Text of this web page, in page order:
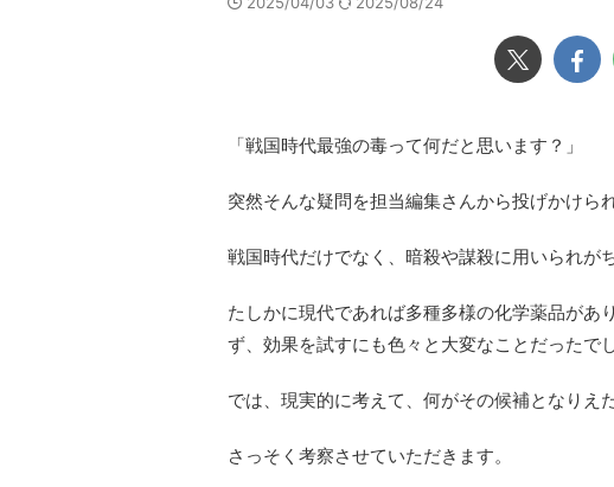
「戦国時代最強の毒って何だと思います？」
突然そんな疑問を担当編集さんから投げかけら
戦国時代だけでなく、暗殺や謀殺に用いられがち
たしかに現代であれば多種多様の化学薬品があ
ず、効果を試すにも色々と大変なことだったでし
では、現実的に考えて、何がその候補となりえ
さっそく考察させていただきます。